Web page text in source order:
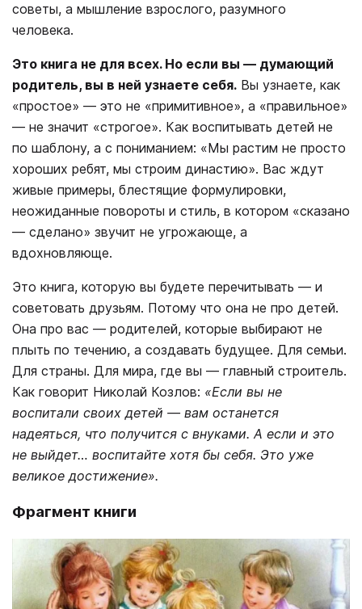
советы, а мышление взрослого, разумного
человека.
Это книга не для всех. Но если вы — думающий
родитель, вы в ней узнаете себя. Вы узнаете, как
«простое» — это не «примитивное», а «правильное»
— не значит «строгое». Как воспитывать детей не
по шаблону, а с пониманием: «Мы растим не просто
хороших ребят, мы строим династию». Вас ждут
живые примеры, блестящие формулировки,
неожиданные повороты и стиль, в котором «сказано
— сделано» звучит не угрожающе, а
вдохновляюще.
Это книга, которую вы будете перечитывать — и
советовать друзьям. Потому что она не про детей.
Она про вас — родителей, которые выбирают не
плыть по течению, а создавать будущее. Для семьи.
Для страны. Для мира, где вы — главный строитель.
Как говорит Николай Козлов: «Если вы не
воспитали своих детей — вам останется
надеяться, что получится с внуками. А если и это
не выйдет… воспитайте хотя бы себя. Это уже
великое достижение».
Фрагмент книги